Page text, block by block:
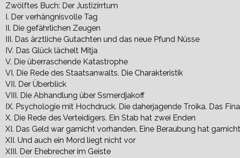
Zwölftes Buch: Der Justizirrtum
I. Der verhängnisvolle Tag
II. Die gefährlichen Zeugen
III. Das ärztliche Gutachten und das neue Pfund Nüsse
IV. Das Glück lächelt Mitja
V. Die überraschende Katastrophe
VI. Die Rede des Staatsanwalts. Die Charakteristik
VII. Der Überblick
VIII. Die Abhandlung über Ssmerdjakoff
IX. Psychologie mit Hochdruck. Die daherjagende Troika. Das
X. Die Rede des Verteidigers. Ein Stab hat zwei Enden
XI. Das Geld war garnicht vorhanden. Eine Beraubung hat
XII. Und auch ein Mord liegt nicht vor
XIII. Der Ehebrecher im Geiste